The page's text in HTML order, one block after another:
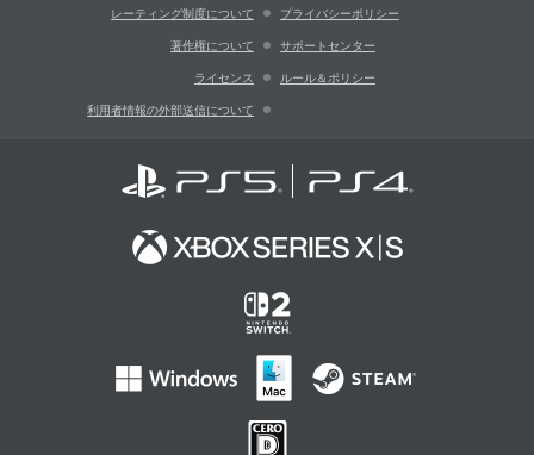
レーティング制度について プライバシーポリシー
著作権について サポートセンター
ライセンス ルール＆ポリシー
利用者情報の外部送信について